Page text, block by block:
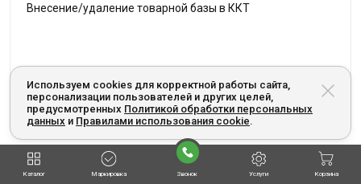
Внесение/удаление товарной базы в ККТ
Подробнее
Посмотреть все
Используем cookies для корректной работы сайта,
персонализации пользователей и других целей,
предусмотренных Политикой обработки персональных
данных и Правилами использования cookie.
Каталог Маркировка Звонок Услуги Корзина